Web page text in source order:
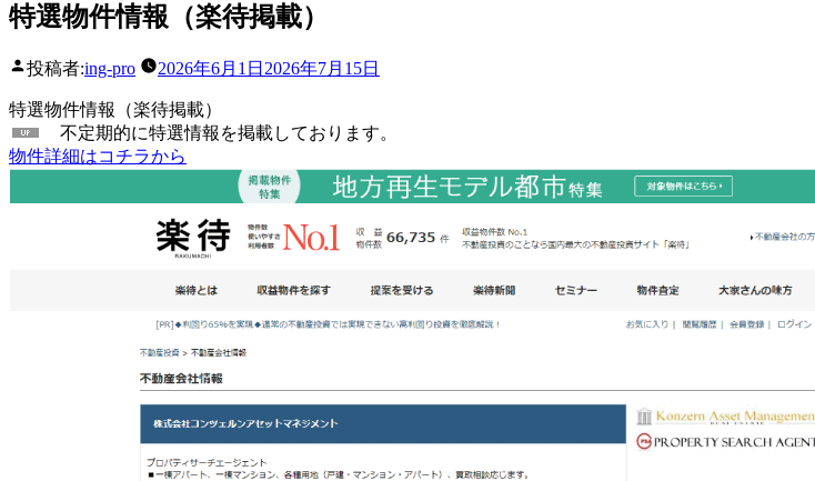
特選物件情報（楽待掲載）
投稿者:ing-pro 2026年6月1日 2026年7月15日
特選物件情報（楽待掲載）
不定期的に特選情報を掲載しております。
物件詳細はコチラから